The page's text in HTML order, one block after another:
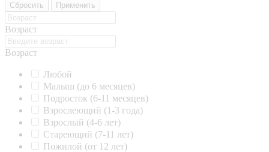
Сбросить Применить
Возраст
Возраст
Любой
Малыш (до 6 месяцев)
Подросток (6-11 месяцев)
Взрослеющий (1-3 года)
Взрослый (4-6 лет)
Стареющий (7-11 лет)
Пожилой (от 12 лет)